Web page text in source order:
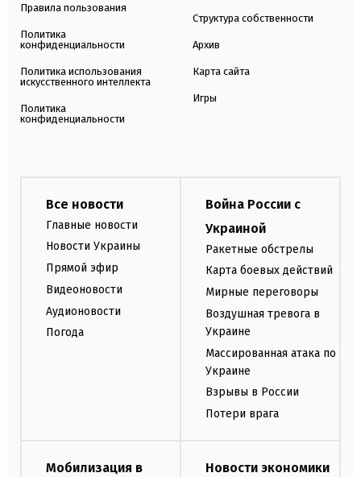
Правила пользования
Политика
конфиденциальности
Политика использования
искусственного интеллекта
Политика
конфиденциальности
Структура собственности
Архив
Карта сайта
Игры
Все новости
Главные новости
Новости Украины
Прямой эфир
Видеоновости
Аудионовости
Погода
Война России с
Украиной
Ракетные обстрелы
Карта боевых действий
Мирные переговоры
Воздушная тревога в
Украине
Массированная атака по
Украине
Взрывы в России
Потери врага
Мобилизация в
Новости экономики